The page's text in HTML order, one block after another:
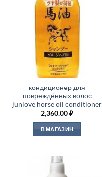
кондиционер для
повреждённых волос
junlove horse oil conditioner
2,360.00₽
В МАГАЗИН